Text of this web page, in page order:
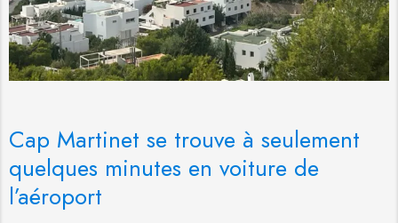
Cap Martinet se trouve à seulement
quelques minutes en voiture de
l’aéroport